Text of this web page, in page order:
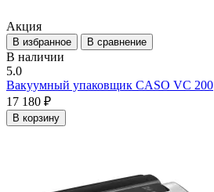
Акция
В избранное В сравнение
В наличии
5.0
Вакуумный упаковщик CASO VC 200
17 180 ₽
В корзину